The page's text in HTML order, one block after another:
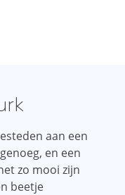
aan een
en een
zo mooi zijn
beetje